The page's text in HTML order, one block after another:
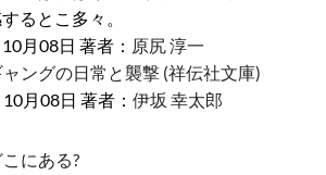
るとこ多々。
月08日 著者： 原尻 淳一
ングの日常と襲撃 (祥伝社文庫)
月08日 著者： 伊坂 幸太郎
にある?